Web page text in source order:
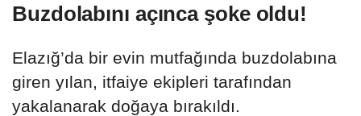
Buzdolabını açınca şoke oldu!
Elazığ’da bir evin mutfağında buzdolabına
giren yılan, itfaiye ekipleri tarafından
yakalanarak doğaya bırakıldı.